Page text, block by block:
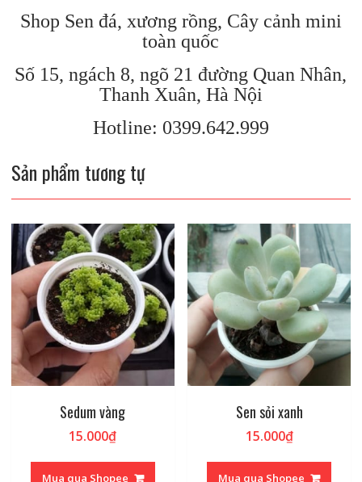
Shop Sen đá, xương rồng, Cây cảnh mini
toàn quốc
Số 15, ngách 8, ngõ 21 đường Quan Nhân,
Thanh Xuân, Hà Nội
Hotline: 0399.642.999
Sản phẩm tương tự
Sedum vàng
15.000₫
Mua qua Shopee
Sen sỏi xanh
15.000₫
Mua qua Shopee